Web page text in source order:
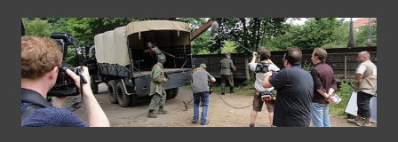
Inhalt
springen